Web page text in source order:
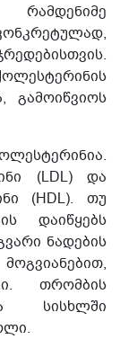
გამოიწვიოს
(LDL) და
(HDL). თუ
დაიწყებს
ნადების
თრომბის
სისხლში